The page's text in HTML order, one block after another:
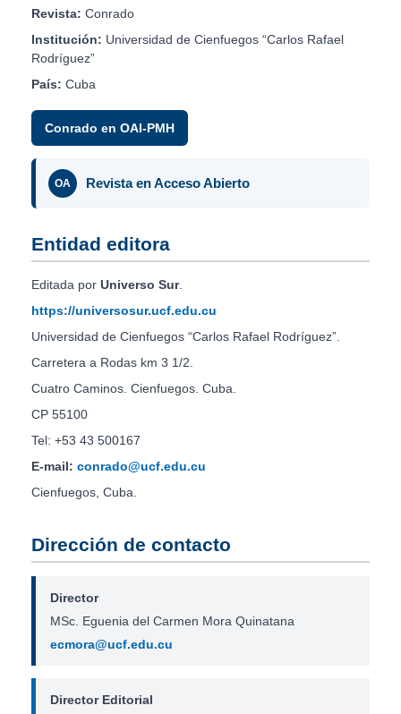
Revista: Conrado
Institución: Universidad de Cienfuegos “Carlos Rafael
Rodríguez”
País: Cuba
Conrado en OAI-PMH
OA Revista en Acceso Abierto
Entidad editora
Editada por Universo Sur.
https://universosur.ucf.edu.cu
Universidad de Cienfuegos “Carlos Rafael Rodríguez”.
Carretera a Rodas km 3 1/2.
Cuatro Caminos. Cienfuegos. Cuba.
CP 55100
Tel: +53 43 500167
E-mail: conrado@ucf.edu.cu
Cienfuegos, Cuba.
Dirección de contacto
Director
MSc. Eguenia del Carmen Mora Quinatana
ecmora@ucf.edu.cu
Director Editorial